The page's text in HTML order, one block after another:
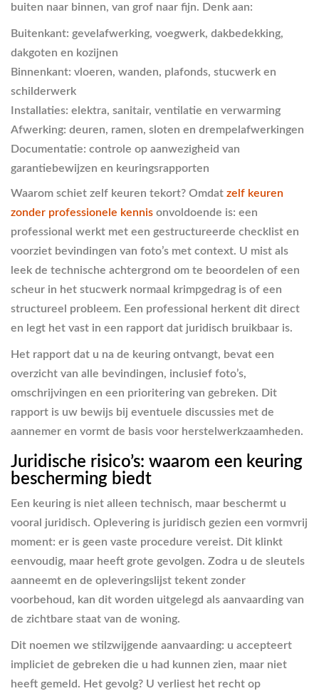
buiten naar binnen, van grof naar fijn. Denk aan:
Buitenkant: gevelafwerking, voegwerk, dakbedekking,
dakgoten en kozijnen
Binnenkant: vloeren, wanden, plafonds, stucwerk en
schilderwerk
Installaties: elektra, sanitair, ventilatie en verwarming
Afwerking: deuren, ramen, sloten en drempelafwerkingen
Documentatie: controle op aanwezigheid van
garantiebewijzen en keuringsrapporten
Waarom schiet zelf keuren tekort? Omdat zelf keuren
zonder professionele kennis onvoldoende is: een
professional werkt met een gestructureerde checklist en
voorziet bevindingen van foto’s met context. U mist als
leek de technische achtergrond om te beoordelen of een
scheur in het stucwerk normaal krimpgedrag is of een
structureel probleem. Een professional herkent dit direct
en legt het vast in een rapport dat juridisch bruikbaar is.
Het rapport dat u na de keuring ontvangt, bevat een
overzicht van alle bevindingen, inclusief foto’s,
omschrijvingen en een prioritering van gebreken. Dit
rapport is uw bewijs bij eventuele discussies met de
aannemer en vormt de basis voor herstelwerkzaamheden.
Juridische risico’s: waarom een keuring
bescherming biedt
Een keuring is niet alleen technisch, maar beschermt u
vooral juridisch. Oplevering is juridisch gezien een vormvrij
moment: er is geen vaste procedure vereist. Dit klinkt
eenvoudig, maar heeft grote gevolgen. Zodra u de sleutels
aanneemt en de opleveringslijst tekent zonder
voorbehoud, kan dit worden uitgelegd als aanvaarding van
de zichtbare staat van de woning.
Dit noemen we stilzwijgende aanvaarding: u accepteert
impliciet de gebreken die u had kunnen zien, maar niet
heeft gemeld. Het gevolg? U verliest het recht op